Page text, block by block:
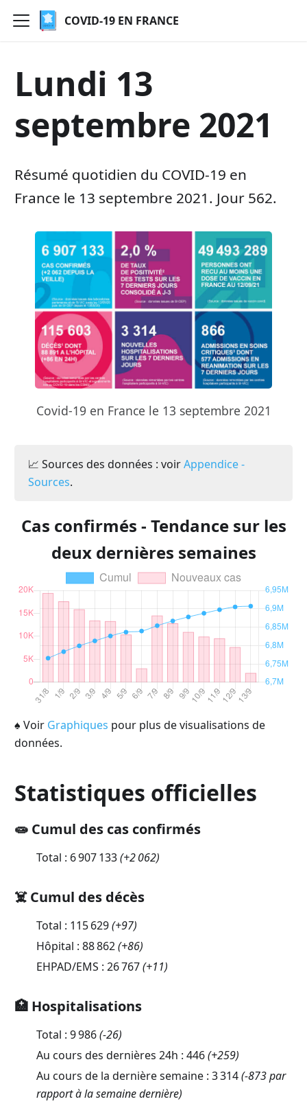
COVID-19 EN FRANCE
Lundi 13
septembre 2021
Résumé quotidien du COVID-19 en
France le 13 septembre 2021. Jour 562.
Covid-19 en France le 13 septembre 2021
📈 Sources des données : voirAppendice -
Sources.
Cas confirmés - Tendance sur les
deux dernières semaines
♠ Voir Graphiques pour plus de visualisations de
données.
Statistiques officielles
🧫 Cumul des cas confirmés
Total : 6 907 133(+2 062)
☠️ Cumul des décès
Total : 115 629(+97)
Hôpital : 88 862(+86)
EHPAD/EMS : 26 767(+11)
🏥 Hospitalisations
Total : 9 986(-26)
Au cours des dernières 24h : 446(+259)
Au cours de la dernière semaine : 3 314(-873 par
rapport à la semaine dernière)